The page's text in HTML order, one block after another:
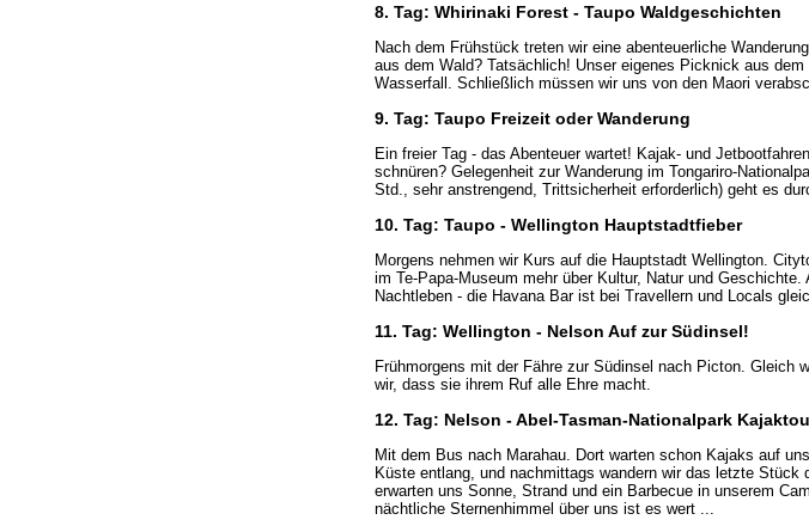
8. Tag: Whirinaki Forest - Taupo Waldgeschichten
Nach dem Frühstück treten wir eine abenteuerliche
aus dem Wald? Tatsächlich! Unser eigenes Picknick aus
Wasserfall. Schließlich müssen wir uns von den Maori
9. Tag: Taupo Freizeit oder Wanderung
Ein freier Tag - das Abenteuer wartet! Kajak- und
schnüren? Gelegenheit zur Wanderung im Tongariro-
Std., sehr anstrengend, Trittsicherheit erforderlich) geht es
10. Tag: Taupo - Wellington Hauptstadtfieber
Morgens nehmen wir Kurs auf die Hauptstadt Wellington.
im Te-Papa-Museum mehr über Kultur, Natur und
Nachtleben - die Havana Bar ist bei Travellern und Locals
11. Tag: Wellington - Nelson Auf zur Südinsel!
Frühmorgens mit der Fähre zur Südinsel nach Picton. Gleich
wir, dass sie ihrem Ruf alle Ehre macht.
12. Tag: Nelson - Abel-Tasman-Nationalpark
Mit dem Bus nach Marahau. Dort warten schon Kajaks auf
Küste entlang, und nachmittags wandern wir das letzte
erwarten uns Sonne, Strand und ein Barbecue in unserem
nächtliche Sternenhimmel über uns ist es wert ...